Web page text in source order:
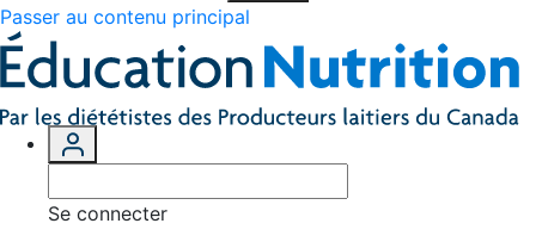
Passer au contenu principal
Se connecter